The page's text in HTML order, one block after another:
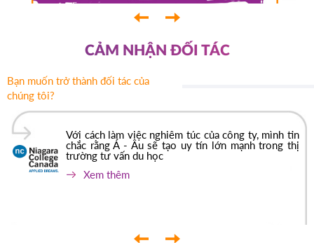
›
CẢM NHẬN ĐỐI TÁC
Bạn muốn trở thành đối tác của
chúng tôi?
Với cách làm việc nghiêm túc của công ty, mình tin
chắc rằng Á - Âu sẽ tạo uy tín lớn mạnh trong thị
trường tư vấn du học
Xem thêm
‹